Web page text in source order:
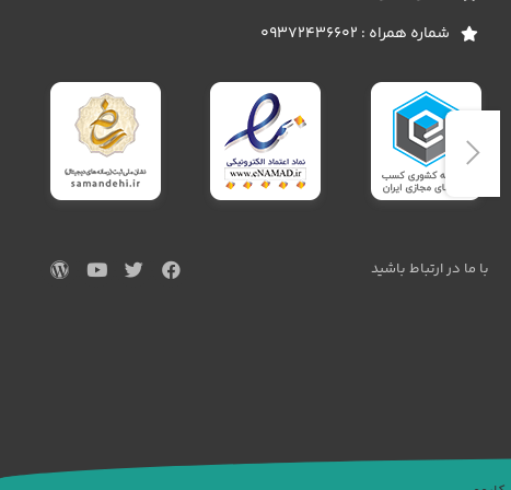
شماره همراه : 09372436602
با ما در ارتباط باشید